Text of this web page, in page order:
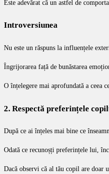
Este adevărat că un astfel de
Introversiunea
Nu este un răspuns la influențele
Îngrijorarea față de bunăstarea
O înțelegere mai aprofundată a ceea
2. Respectă preferințele
După ce ai înțeles mai bine ce
Odată ce recunoșți preferințele lui,
Dacă observi că al tău copil are